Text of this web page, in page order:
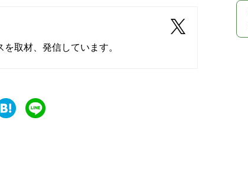
取材、発信しています。